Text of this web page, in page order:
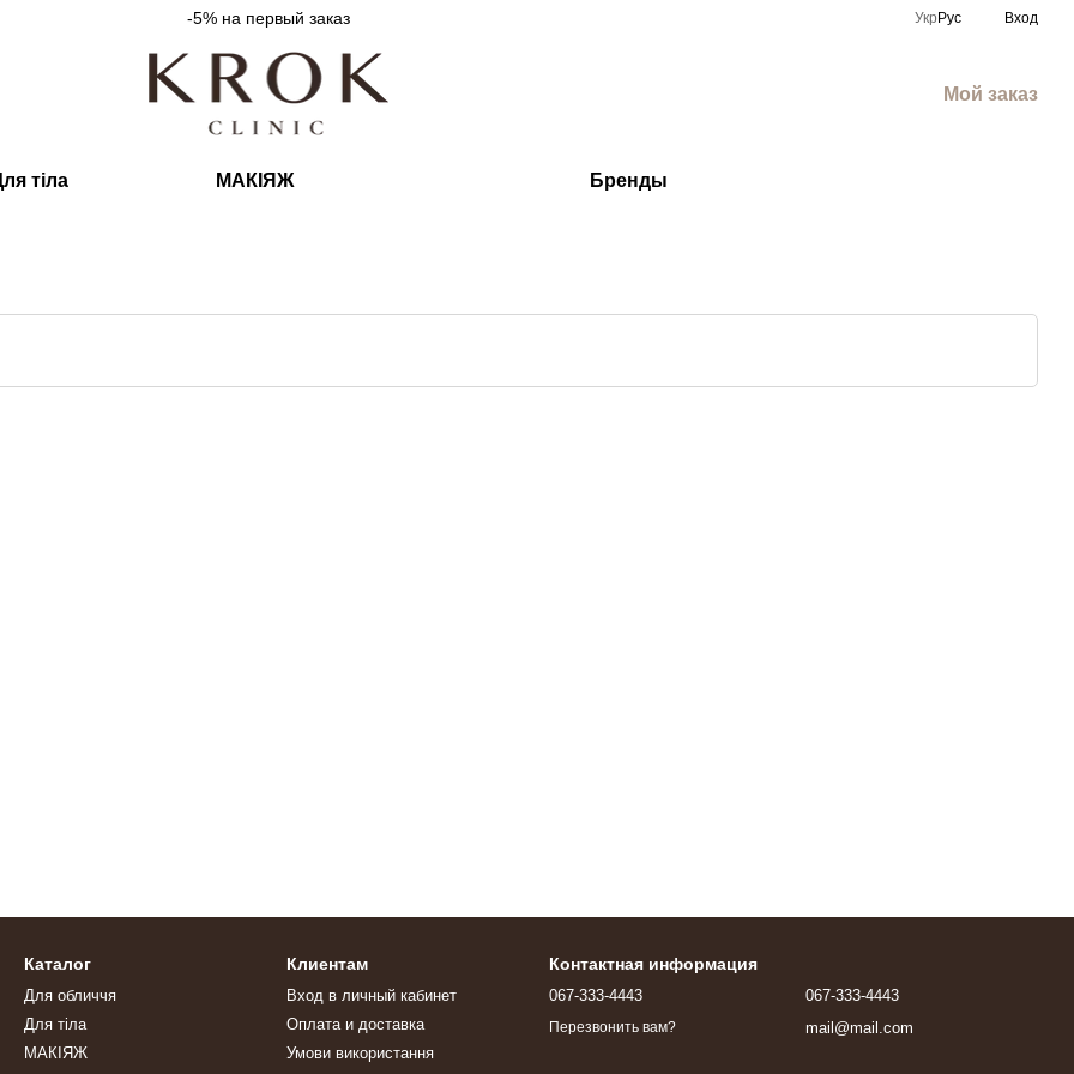
-5% на первый заказ Укр Рус Вход
Мой заказ
тіла МАКІЯЖ Бренды
Каталог
Для обличчя
Для тіла
МАКІЯЖ
Клиентам
Вход в личный кабинет
Оплата и доставка
Умови використання
Контактная информация
067-333-4443
Перезвонить вам?
067-333-4443
mail@mail.com